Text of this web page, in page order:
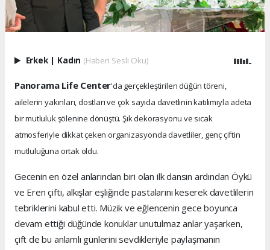
Erkek | Kadın (Haberi Sesli Oku)
Panorama Life Center'da gerçekleştirilen düğün töreni,
ailelerin yakınları, dostları ve çok sayıda davetlinin katılımıyla adeta
bir mutluluk şölenine dönüştü. Şık dekorasyonu ve sıcak
atmosferiyle dikkat çeken organizasyonda davetliler, genç çiftin
mutluluğuna ortak oldu.
Gecenin en özel anlarından biri olan ilk dansın ardından Öykü
ve Eren çifti, alkışlar eşliğinde pastalarını keserek davetlilerin
tebriklerini kabul etti. Müzik ve eğlencenin gece boyunca
devam ettiği düğünde konuklar unutulmaz anlar yaşarken,
çift de bu anlamlı günlerini sevdikleriyle paylaşmanın